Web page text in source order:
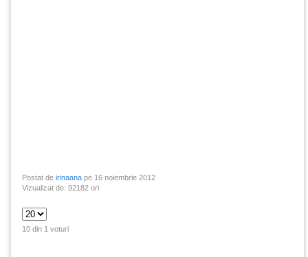
Postat de irinaana pe 16 noiembrie 2012
Vizualizat de: 92182 ori
10 din 1 voturi